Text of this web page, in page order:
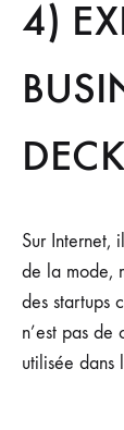
4)
Sur Internet,
de la mode,
des startups
n’est pas
utilisée dans